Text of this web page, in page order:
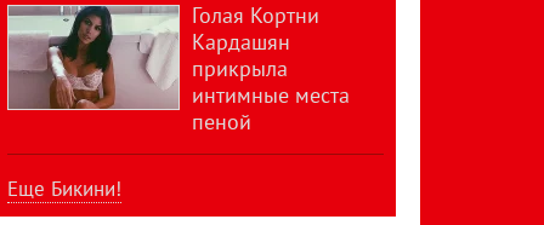
Голая Кортни
Кардашян
прикрыла
интимные места
пеной
Еще Бикини!